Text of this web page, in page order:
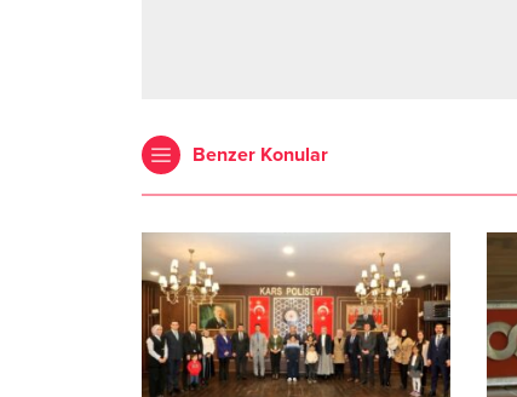
Benzer Konular